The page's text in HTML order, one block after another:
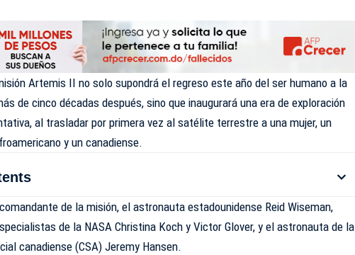
Artemis II no solo supondrá el regreso este año del ser humano a la
de cinco décadas después, sino que inaugurará una era de exploración
al trasladar por primera vez al satélite terrestre a una mujer, un
y un canadiense.
de la misión, el astronauta estadounidense Reid Wiseman,
de la NASA Christina Koch y Victor Glover, y el astronauta de la
canadiense (CSA) Jeremy Hansen.